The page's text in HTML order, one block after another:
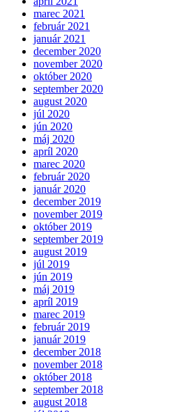
marec 2021
február 2021
január 2021
december 2020
november 2020
október 2020
september 2020
august 2020
júl 2020
jún 2020
máj 2020
apríl 2020
marec 2020
február 2020
január 2020
december 2019
november 2019
október 2019
september 2019
august 2019
júl 2019
jún 2019
máj 2019
apríl 2019
marec 2019
február 2019
január 2019
december 2018
november 2018
október 2018
september 2018
august 2018